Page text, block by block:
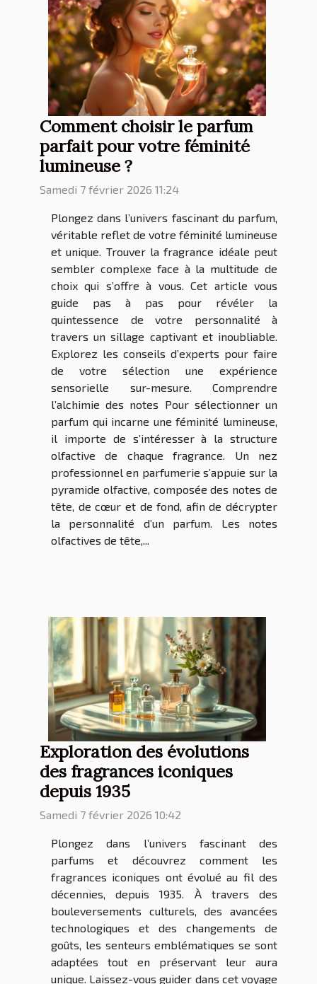
Comment choisir le parfum
parfait pour votre féminité
lumineuse ?
Samedi 7 février 2026 11:24
Plongez dans l’univers fascinant du parfum,
véritable reflet de votre féminité lumineuse
et unique. Trouver la fragrance idéale peut
sembler complexe face à la multitude de
choix qui s’offre à vous. Cet article vous
guide pas à pas pour révéler la
quintessence de votre personnalité à
travers un sillage captivant et inoubliable.
Explorez les conseils d’experts pour faire
de votre sélection une expérience
sensorielle sur-mesure. Comprendre
l’alchimie des notes Pour sélectionner un
parfum qui incarne une féminité lumineuse,
il importe de s’intéresser à la structure
olfactive de chaque fragrance. Un nez
professionnel en parfumerie s’appuie sur la
pyramide olfactive, composée des notes de
tête, de cœur et de fond, afin de décrypter
la personnalité d’un parfum. Les notes
olfactives de tête,...
Exploration des évolutions
des fragrances iconiques
depuis 1935
Samedi 7 février 2026 10:42
Plongez dans l’univers fascinant des
parfums et découvrez comment les
fragrances iconiques ont évolué au fil des
décennies, depuis 1935. À travers des
bouleversements culturels, des avancées
technologiques et des changements de
goûts, les senteurs emblématiques se sont
adaptées tout en préservant leur aura
unique. Laissez-vous guider dans cet voyage